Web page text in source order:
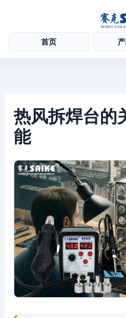
首页
热风拆焊台的
能